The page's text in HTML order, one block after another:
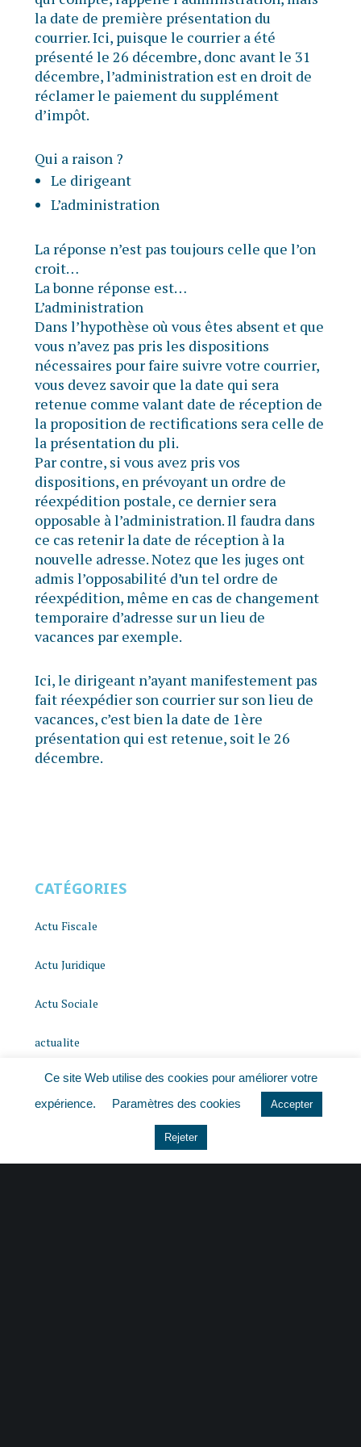
la date de première présentation du
courrier. Ici, puisque le courrier a été
présenté le 26 décembre, donc avant le 31
décembre, l’administration est en droit de
réclamer le paiement du supplément
d’impôt.
Qui a raison ?
Le dirigeant
L’administration
La réponse n’est pas toujours celle que l’on
croit…
La bonne réponse est…
L’administration
Dans l’hypothèse où vous êtes absent et que
vous n’avez pas pris les dispositions
nécessaires pour faire suivre votre courrier,
vous devez savoir que la date qui sera
retenue comme valant date de réception de
la proposition de rectifications sera celle de
la présentation du pli.
Par contre, si vous avez pris vos
dispositions, en prévoyant un ordre de
réexpédition postale, ce dernier sera
opposable à l’administration. Il faudra dans
ce cas retenir la date de réception à la
nouvelle adresse. Notez que les juges ont
admis l’opposabilité d’un tel ordre de
réexpédition, même en cas de changement
temporaire d’adresse sur un lieu de
vacances par exemple.
Ici, le dirigeant n’ayant manifestement pas
fait réexpédier son courrier sur son lieu de
vacances, c’est bien la date de 1ère
présentation qui est retenue, soit le 26
décembre.
CATÉGORIES
Actu Fiscale
Actu Juridique
Actu Sociale
actualite
histoire
Ce site Web utilise des cookies pour améliorer votre
expérience.
Paramètres des cookies Accepter
Rejeter